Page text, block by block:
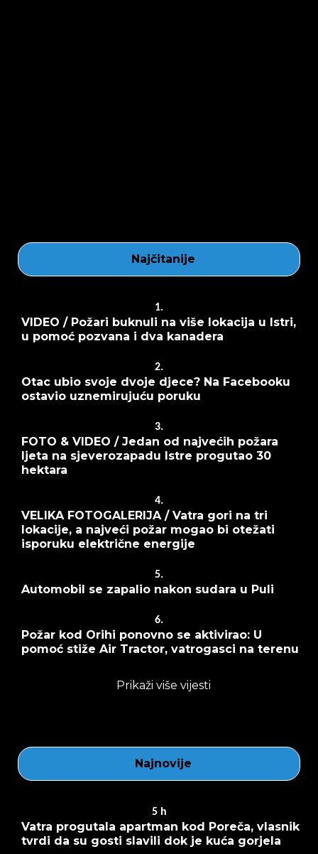
Najčitanije
1.
VIDEO / Požari buknuli na više lokacija u Istri,
u pomoć pozvana i dva kanadera
2.
Otac ubio svoje dvoje djece? Na Facebooku
ostavio uznemirujuću poruku
3.
FOTO & VIDEO / Jedan od najvećih požara
ljeta na sjeverozapadu Istre progutao 30
hektara
4.
VELIKA FOTOGALERIJA / Vatra gori na tri
lokacije, a najveći požar mogao bi otežati
isporuku električne energije
5.
Automobil se zapalio nakon sudara u Puli
6.
Požar kod Orihi ponovno se aktivirao: U
pomoć stiže Air Tractor, vatrogasci na terenu
Prikaži više vijesti
Najnovije
5 h
Vatra progutala apartman kod Poreča, vlasnik
tvrdi da su gosti slavili dok je kuća gorjela